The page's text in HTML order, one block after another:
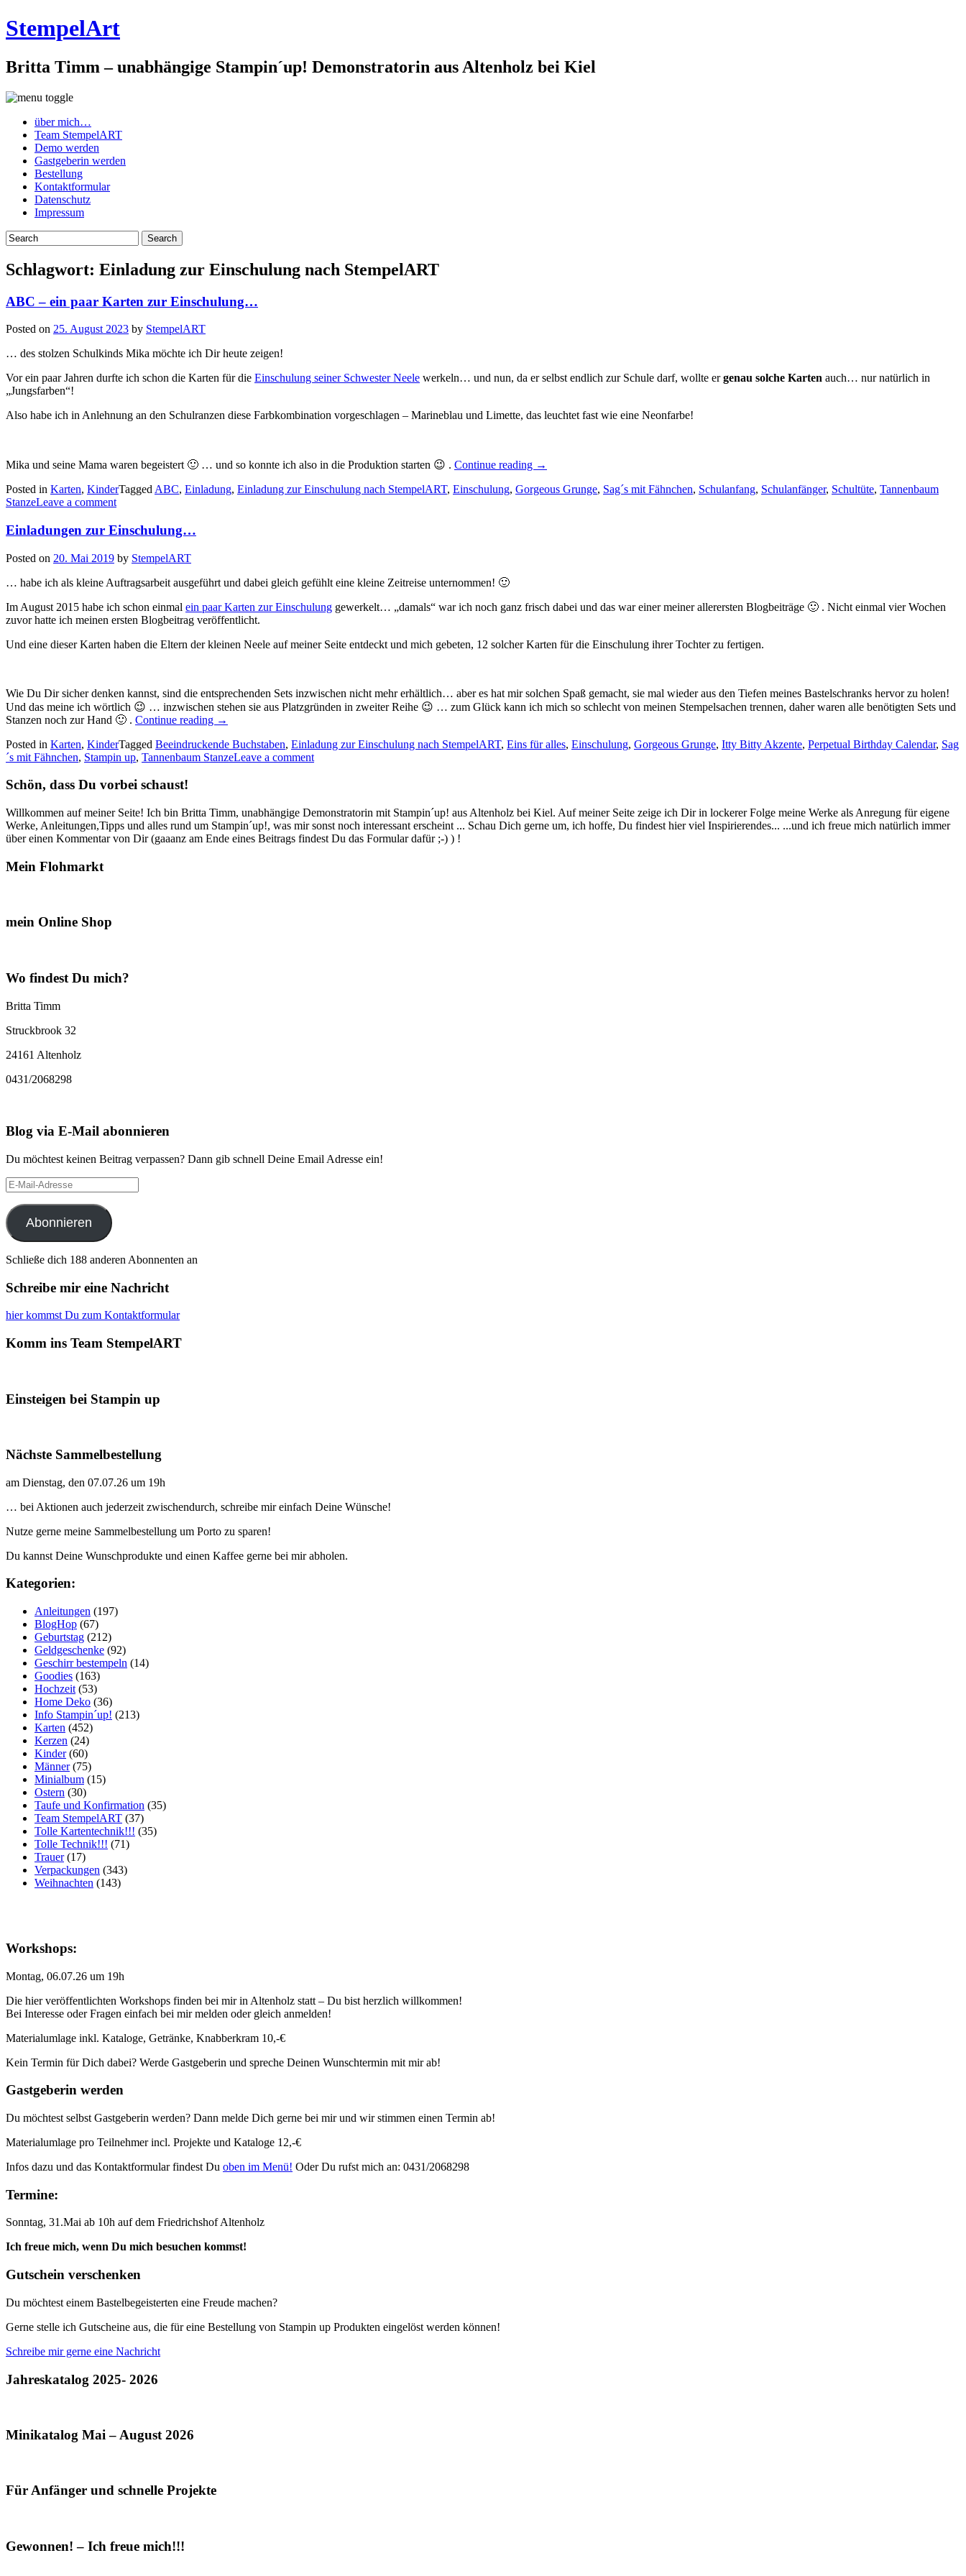
StempelArt
Britta Timm – unabhängige Stampin´up! Demonstratorin aus Altenholz bei Kiel
über mich…
Team StempelART
Demo werden
Gastgeberin werden
Bestellung
Kontaktformular
Datenschutz
Impressum
Schlagwort: Einladung zur Einschulung nach StempelART
ABC – ein paar Karten zur Einschulung…
Posted on 25. August 2023 by StempelART
… des stolzen Schulkinds Mika möchte ich Dir heute zeigen!
Vor ein paar Jahren durfte ich schon die Karten für die Einschulung seiner Schwester Neele werkeln… und nun, da er selbst endlich zur Schule darf, wollte ergenau solche Karten auch… nur natürlich in
„Jungsfarben“!
Also habe ich in Anlehnung an den Schulranzen diese Farbkombination vorgeschlagen – Marineblau und Limette, das leuchtet fast wie eine Neonfarbe!
Mika und seine Mama waren begeistert 🙂 … und so konnte ich also in die Produktion starten 😉 . Continue reading
„ABC
ein
→
Posted in Karten, KinderTagged ABC, Einladung, Einladung zur Einschulung nach StempelART, Einschulung, Gorgeous Grunge, Sag´s mit Fähnchen, Schulanfang, Schulanfänger, Schultüte, Tannenbaum
StanzeLeave a comment
Einladungen zur Einschulung…
Posted on 20. Mai 2019 by StempelART
… habe ich als kleine Auftragsarbeit ausgeführt und dabei gleich gefühlt eine kleine Zeitreise unternommen! 🙂
Im August 2015 habe ich schon einmal ein paar Karten zur Einschulung gewerkelt… „damals“ war ich noch ganz frisch dabei und das war einer meiner allerersten Blogbeiträge 🙂 . Nicht einmal vier Wochen
zuvor hatte ich meinen ersten Blogbeitrag veröffentlicht.
Und eine dieser Karten haben die Eltern der kleinen Neele auf meiner Seite entdeckt und mich gebeten, 12 solcher Karten für die Einschulung ihrer Tochter zu fertigen.
Wie Du Dir sicher denken kannst, sind die entsprechenden Sets inzwischen nicht mehr erhältlich… aber es hat mir solchen Spaß gemacht, sie mal wieder aus den Tiefen meines Bastelschranks hervor zu holen!
Und das meine ich wörtlich 😉 … inzwischen stehen sie aus Platzgründen in zweiter Reihe 😉 … zum Glück kann ich mich so schlecht von meinen Stempelsachen trennen, daher waren alle benötigten Sets und
Stanzen noch zur Hand 🙂 . Continue reading „Einladungen
Einschulung…“
→
Posted in Karten, KinderTagged Beeindruckende Buchstaben, Einladung zur Einschulung nach StempelART, Eins für alles, Einschulung, Gorgeous Grunge, Itty Bitty Akzente, Perpetual Birthday Calendar, Sag
´s mit Fähnchen, Stampin up, Tannenbaum StanzeLeave a comment
Schön, dass Du vorbei schaust!
Willkommen auf meiner Seite! Ich bin Britta Timm, unabhängige Demonstratorin mit Stampin´up! aus Altenholz bei Kiel. Auf meiner Seite zeige ich Dir in lockerer Folge meine Werke als Anregung für eigene
Werke, Anleitungen,Tipps und alles rund um Stampin´up!, was mir sonst noch interessant erscheint ... Schau Dich gerne um, ich hoffe, Du findest hier viel Inspirierendes... ...und ich freue mich natürlich immer
über einen Kommentar von Dir (gaaanz am Ende eines Beitrags findest Du das Formular dafür ;-) ) !
Mein Flohmarkt
mein Online Shop
Wo findest Du mich?
Britta Timm
Struckbrook 32
24161 Altenholz
0431/2068298
Blog via E-Mail abonnieren
Du möchtest keinen Beitrag verpassen? Dann gib schnell Deine Email Adresse ein!
E-
Mail-
Adresse
Abonnieren
Schließe dich 188 anderen Abonnenten an
Schreibe mir eine Nachricht
hier kommst Du zum Kontaktformular
Komm ins Team StempelART
Einsteigen bei Stampin up
Nächste Sammelbestellung
am Dienstag, den 07.07.26 um 19h
… bei Aktionen auch jederzeit zwischendurch, schreibe mir einfach Deine Wünsche!
Nutze gerne meine Sammelbestellung um Porto zu sparen!
Du kannst Deine Wunschprodukte und einen Kaffee gerne bei mir abholen.
Kategorien:
Anleitungen (197)
BlogHop (67)
Geburtstag (212)
Geldgeschenke (92)
Geschirr bestempeln (14)
Goodies (163)
Hochzeit (53)
Home Deko (36)
Info Stampin´up! (213)
Karten (452)
Kerzen (24)
Kinder(60)
Männer(75)
Minialbum (15)
Ostern (30)
Taufe und Konfirmation (35)
Team StempelART (37)
Tolle Kartentechnik!!! (35)
Tolle Technik!!! (71)
Trauer(17)
Verpackungen (343)
Weihnachten (143)
Workshops:
Montag, 06.07.26 um 19h
Die hier veröffentlichten Workshops finden bei mir in Altenholz statt – Du bist herzlich willkommen!
Bei Interesse oder Fragen einfach bei mir melden oder gleich anmelden!
Materialumlage inkl. Kataloge, Getränke, Knabberkram 10,-€
Kein Termin für Dich dabei? Werde Gastgeberin und spreche Deinen Wunschtermin mit mir ab!
Gastgeberin werden
Du möchtest selbst Gastgeberin werden? Dann melde Dich gerne bei mir und wir stimmen einen Termin ab!
Materialumlage pro Teilnehmer incl. Projekte und Kataloge 12,-€
Infos dazu und das Kontaktformular findest Du oben im Menü! Oder Du rufst mich an: 0431/2068298
Termine:
Sonntag, 31.Mai ab 10h auf dem Friedrichshof Altenholz
Ich freue mich, wenn Du mich besuchen kommst!
Gutschein verschenken
Du möchtest einem Bastelbegeisterten eine Freude machen?
Gerne stelle ich Gutscheine aus, die für eine Bestellung von Stampin up Produkten eingelöst werden können!
Schreibe mir gerne eine Nachricht
Jahreskatalog 2025- 2026
Minikatalog Mai – August 2026
Für Anfänger und schnelle Projekte
Gewonnen! – Ich freue mich!!!